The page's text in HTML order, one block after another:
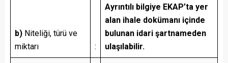
b) Niteliği, türü ve
miktarı
:
Ayrıntılı bilgiye EKAP’ta yer
alan ihale dokümanı içinde
bulunan idari şartnameden
ulaşılabilir.